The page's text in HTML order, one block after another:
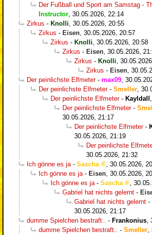
Der Fußball und Sport am Samstag -
Instructor 30.05.2026, 22:14
Zirkus - Knolli 30.05.2026, 20:55
Zirkus - Eisen 30.05.2026, 20:57
Zirkus - Knolli 30.05.2026, 20:58
Zirkus - Eisen 30.05.2026,
Zirkus - Knolli
Zirkus - Eisen
Der peinlichste Elfmeter- max09
Der peinlichste Elfmeter- Smeller
Der peinlichste Elfmeter- Kayldall
Der peinlichste Elfmeter-
30.05.2026, 21:17
Der peinlichste Elfmeter-
30.05.2026, 21:19
Der peinlichste
30.05.2026, 21:32
Ich gönne es ja - Sascha
30.05.2026,
Ich gönne es ja - Eisen 30.05.2026,
Ich gönne es ja - Sascha
Gabriel hat nichts gelernt -
Gabriel hat nichts gelernt -
30.05.2026, 21:17
dumme Spielchen bestraft..
- Frankonius
dumme Spielchen bestraft..
- Smeller